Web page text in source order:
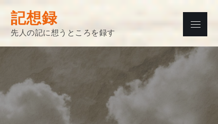
Skip
content
記想録
先人の記に想うところを録す
Menu